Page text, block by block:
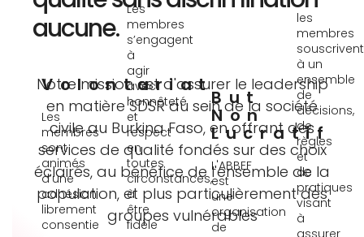
aucune.
Notre mission est d'assurer le leadership
en matière SDSR au sein de la société
civile au Burkina Faso, en offrant des
services de qualité fondés sur des choix
éclairés, au bénéfice de l'ensemble de la
population, et plus particulièrement des
groupes vulnérables
Volontariat
Les
membres
sont
animés
d’une
adhésion
librement
consentie
Les
membres
s’engagent
à
agir
avec
honnêteté
et
respect
en
toutes
circonstances,
à
être
fidèle
But
Non
Lucratif
L'ABBEF
est
une
organisation
de
les
membres
souscrivent
à un
ensemble
de
décisions,
de
règles
et
de
pratiques
visant
à
assurer